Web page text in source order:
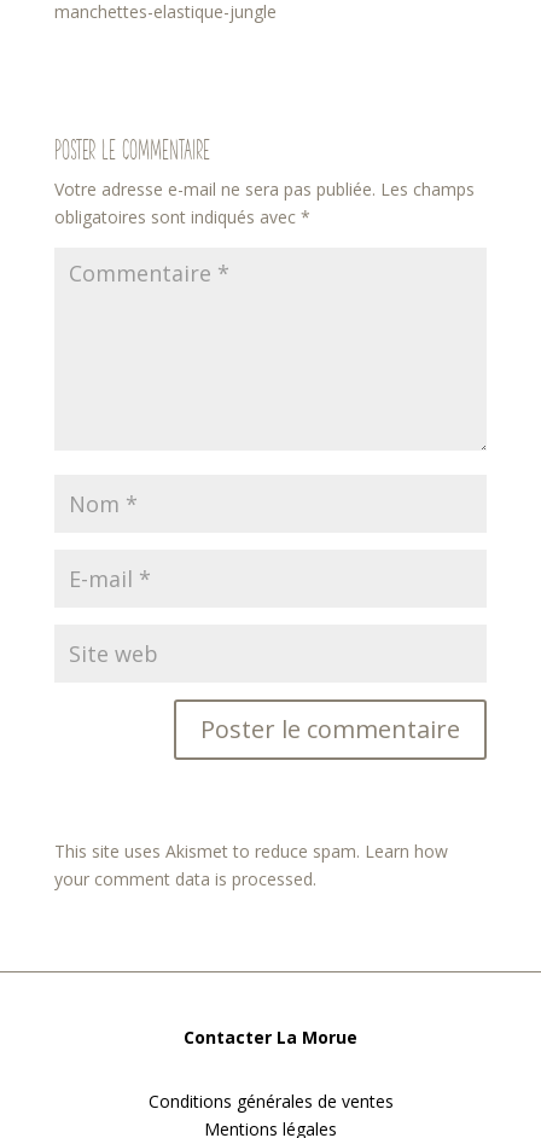
manchettes-elastique-jungle
Poster le commentaire
Votre adresse e-mail ne sera pas publiée. Les champs
obligatoires sont indiqués avec *
This site uses Akismet to reduce spam. Learn how
your comment data is processed.
Contacter La Morue
Conditions générales de ventes
Mentions légales